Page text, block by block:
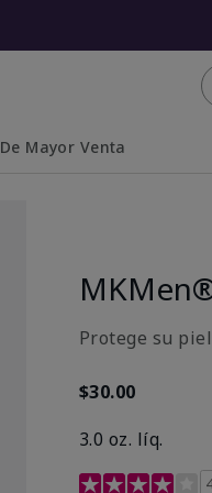
De Mayor Venta
Protege su
$30.00
3.0 oz. líq.
Calificación de